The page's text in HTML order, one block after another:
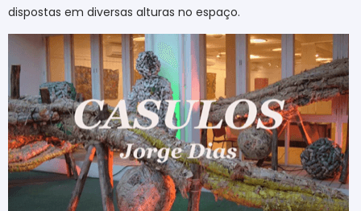
dispostas em diversas alturas no espaço.